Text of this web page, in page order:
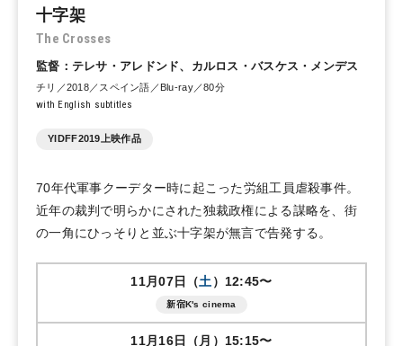
十字架
The Crosses
監督：テレサ・アレドンド、カルロス・バスケス・メンデス
チリ／2018／スペイン語／Blu-ray／80分
with English subtitles
YIDFF2019上映作品
70年代軍事クーデター時に起こった労組工員虐殺事件。
近年の裁判で明らかにされた独裁政権による謀略を、街
の一角にひっそりと並ぶ十字架が無言で告発する。
11月07日（土 ）12:45〜
新宿K's cinema
11月16日（月）15:15〜